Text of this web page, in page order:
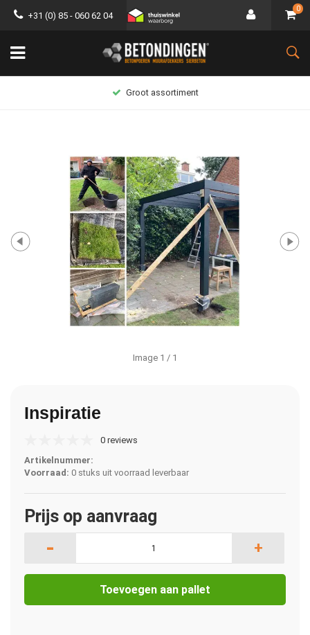
+31 (0) 85 - 060 62 04
0
Groot assortiment
Image 1 / 1
Inspiratie
0 reviews
Artikelnummer:
Voorraad: 0 stuks uit voorraad leverbaar
Prijs op aanvraag
- +
Toevoegen aan pallet